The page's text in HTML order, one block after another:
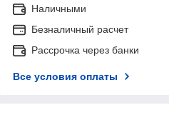
Наличными
Безналичный расчет
Рассрочка через банки
Все условия оплаты